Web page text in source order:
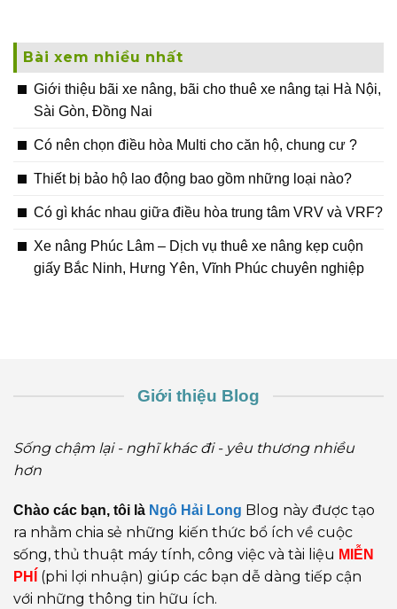
Bài xem nhiều nhất
Giới thiệu bãi xe nâng, bãi cho thuê xe nâng tại Hà Nội,
Sài Gòn, Đồng Nai
Có nên chọn điều hòa Multi cho căn hộ, chung cư ?
Thiết bị bảo hộ lao động bao gồm những loại nào?
Có gì khác nhau giữa điều hòa trung tâm VRV và VRF?
Xe nâng Phúc Lâm – Dịch vụ thuê xe nâng kẹp cuộn
giấy Bắc Ninh, Hưng Yên, Vĩnh Phúc chuyên nghiệp
Giới thiệu Blog
Sống chậm lại - nghĩ khác đi - yêu thương nhiều
hơn
Chào các bạn, tôi là Ngô Hải Long Blog này được tạo
ra nhằm chia sẻ những kiến thức bổ ích về cuộc
sống, thủ thuật máy tính, công việc và tài liệu MIỄN
PHÍ
(phi lợi nhuận) giúp các bạn dễ dàng tiếp cận
với những thông tin hữu ích.